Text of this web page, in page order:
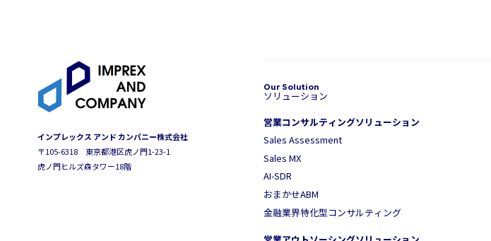
インプレックス アンド カンパニー株式会社
〒105-6318 東京都港区虎ノ門1-23-1
虎ノ門ヒルズ森タワー18階
ソリューション
営業コンサルティングソリューション
Sales Assessment
Sales MX
AI-SDR
おまかせABM
金融業界特化型コンサルティング